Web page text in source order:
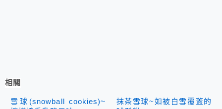
相關
雪球(snowball cookies)~
抹茶雪球~如被白雪覆蓋的